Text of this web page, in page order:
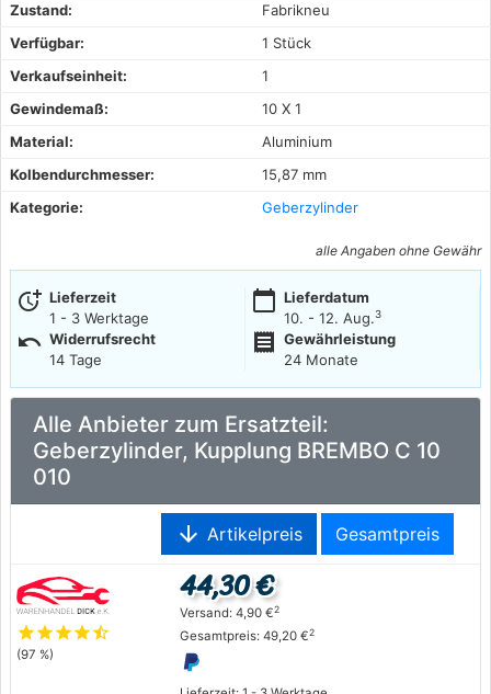
Zustand:
Fabrikneu
Verfügbar:
1 Stück
Verkaufseinheit:
1
Gewindemaß:
10 X 1
Material:
Aluminium
Kolbendurchmesser:
15,87 mm
Kategorie:
Geberzylinder
alle Angaben ohne Gewähr
more_time Lieferzeit
1 - 3 Werktage
calendar_today Lieferdatum
10. - 12. Aug.3
undo Widerrufsrecht
14 Tage
receipt
Gewährleistung
24 Monate
Alle Anbieter zum Ersatzteil:
Geberzylinder, Kupplung BREMBO C 10
010
arrow_downward Artikelpreis Gesamtpreis
starstarstarstarstar_half
(97 %)
44,30 €
Versand: 4,90 €2
Gesamtpreis: 49,20 €2